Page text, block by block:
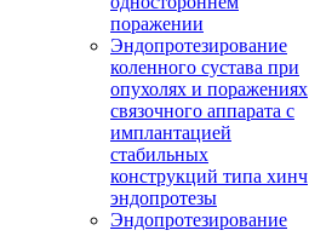
поражении
Эндопротезирование
коленного сустава при
опухолях и поражениях
связочного аппарата с
имплантацией
стабильных
конструкций типа хинч
эндопротезы
Эндопротезирование